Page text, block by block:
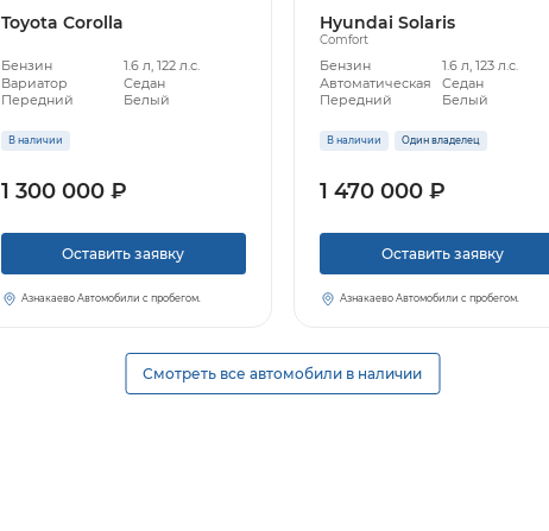
Toyota Corolla
Бензин
1.6 л, 122 л.с.
Вариатор
Седан
Передний
Белый
В наличии
1 300 000 ₽
Оставить заявку
Азнакаево Автомобили с пробегом.
Hyundai Solaris
Comfort
Бензин
1.6 л, 123 л.с.
Автоматическая
Седан
Передний
Белый
В наличии Один владелец
1 470 000 ₽
Оставить заявку
Азнакаево Автомобили с пробегом.
Смотреть все автомобили в наличии